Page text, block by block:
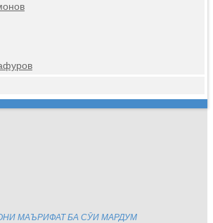
МАЪРИФАТ БА СӮИ МАРДУМ